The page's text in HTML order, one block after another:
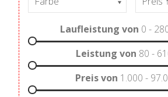
Laufleistung von 0 -
Leistung von 80 -
Preis von 1.000 -